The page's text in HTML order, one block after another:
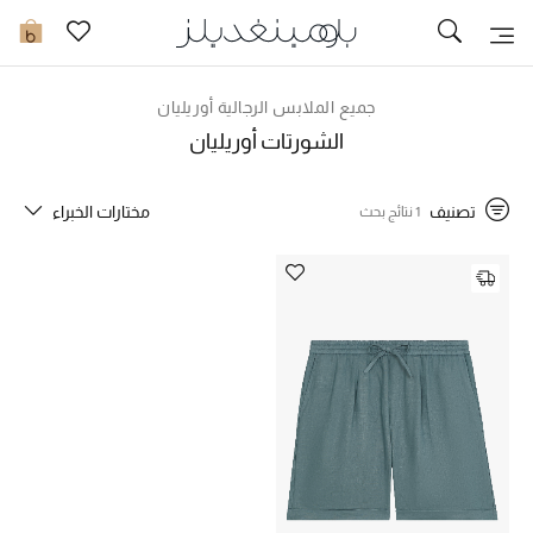
0 تخفيضات
مزيد من التخفيضات
النساء
الجمال
الأطفال
مستلزمات المنزل
جميع الملابس الرجالية أوريليان
الشورتات أوريليان
تصنيف 1 نتائج بحث مختارات الخبراء